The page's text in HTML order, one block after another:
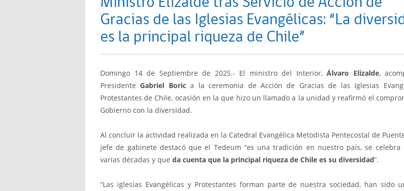
Gracias de las Iglesias Evangélicas: “La
es la principal riqueza de Chile”
Domingo 14 de Septiembre de 2025.- El ministro del Interior,Álvaro Elizalde,
Presidente Gabriel Borica la ceremonia de Acción de Gracias de las Iglesias
Protestantes de Chile, ocasión en la que hizo un llamado a la unidad y reafirmó el
Gobierno con la diversidad.
Al concluir la actividad realizada en la Catedral Evangélica Metodista Pentecostal de
jefe de gabinete destacó que el Tedeum “es una tradición en nuestro país, se celebra
varias décadas y que da cuenta que la principal riqueza de Chile es su diversidad”.
“Las iglesias Evangélicas y Protestantes forman parte de nuestra sociedad, han sido